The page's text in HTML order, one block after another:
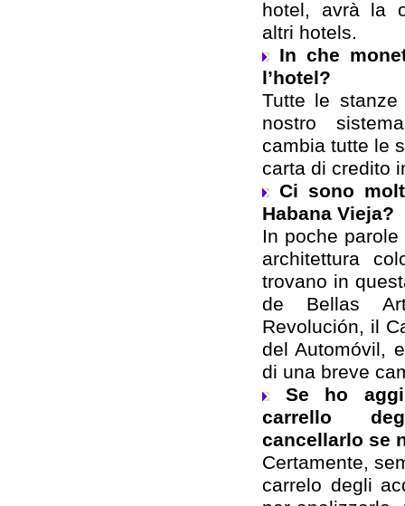
hotel, avrà la
altri hotels.
In che
l’hotel?
Tutte le
nostro
cambia tutte le
carta di credito
Ci sono
Habana Vieja?
In poche
architettura
trovano in
de Bellas
Revolución, il
del Automóvil,
di una breve
Se ho
carrello
cancellarlo se
Certamente,
carrelo degli